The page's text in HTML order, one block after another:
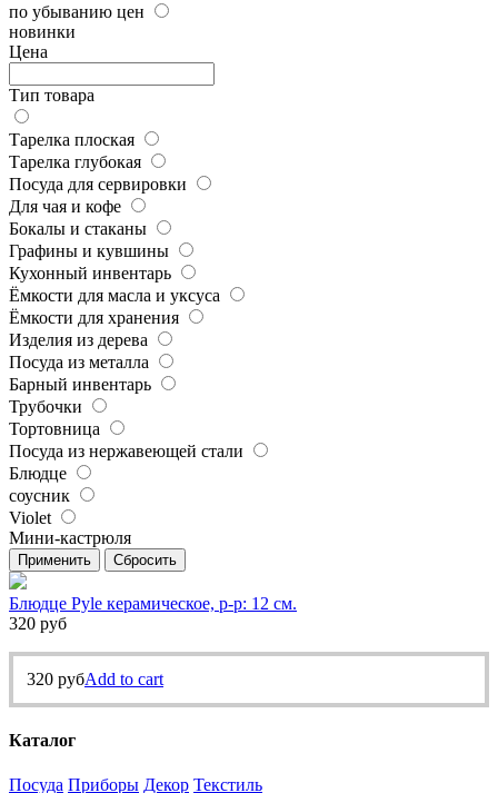
по убыванию цен
новинки
Цена
Тип товара
Тарелка плоская
Тарелка глубокая
Посуда для сервировки
Для чая и кофе
Бокалы и стаканы
Графины и кувшины
Кухонный инвентарь
Ёмкости для масла и уксуса
Ёмкости для хранения
Изделия из дерева
Посуда из металла
Барный инвентарь
Трубочки
Тортовница
Посуда из нержавеющей стали
Блюдце
соусник
Violet
Мини-кастрюля
Применить Сбросить
Блюдце Pyle керамическое, р-р: 12 см.
320 руб
320 рубAdd to cart
Каталог
Посуда Приборы Декор Текстиль